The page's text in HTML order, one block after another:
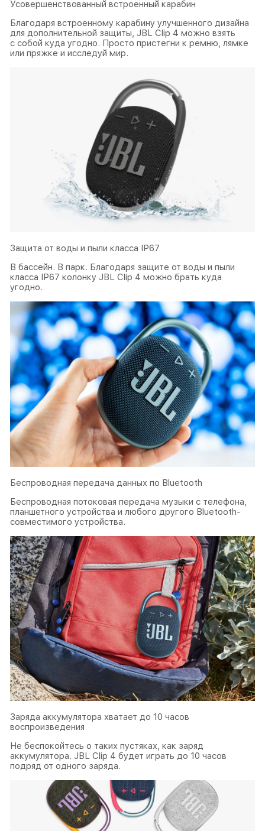
Усовершенствованный встроенный карабин
Благодаря встроенному карабину улучшенного дизайна
для дополнительной защиты, JBL Clip 4 можно взять
с собой куда угодно. Просто пристегни к ремню, лямке
или пряжке и исследуй мир.
Защита от воды и пыли класса IP67
В бассейн. В парк. Благодаря защите от воды и пыли
класса IP67 колонку JBL Clip 4 можно брать куда
угодно.
Беспроводная передача данных по Bluetooth
Беспроводная потоковая передача музыки с телефона,
планшетного устройства и любого другого Bluetooth-
совместимого устройства.
Заряда аккумулятора хватает до 10 часов
воспроизведения
Не беспокойтесь о таких пустяках, как заряд
аккумулятора. JBL Clip 4 будет играть до 10 часов
подряд от одного заряда.